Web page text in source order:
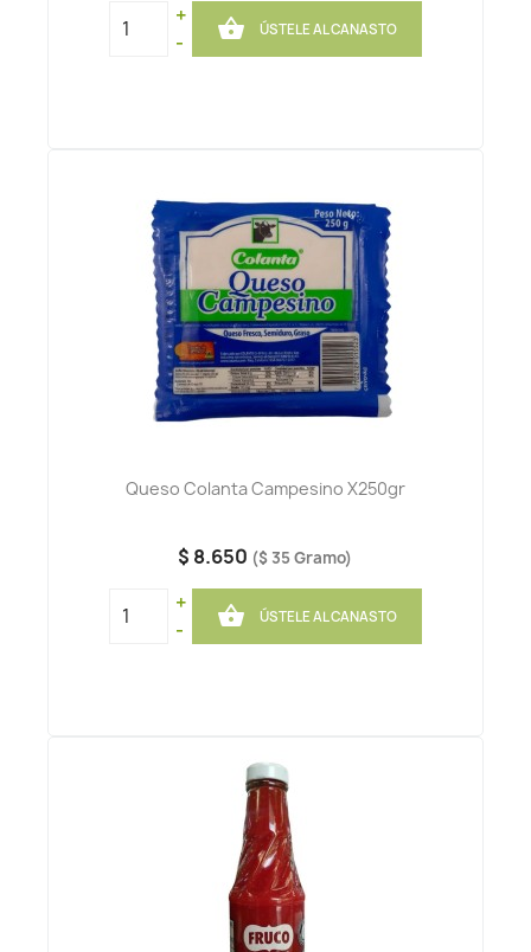
+
-
 ÚSTELE AL CANASTO
Queso Colanta Campesino X250gr
$ 8.650 ($ 35 Gramo)
+
-
 ÚSTELE AL CANASTO